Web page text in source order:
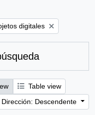
filter:digitales
Table view
Dirección: Descendente